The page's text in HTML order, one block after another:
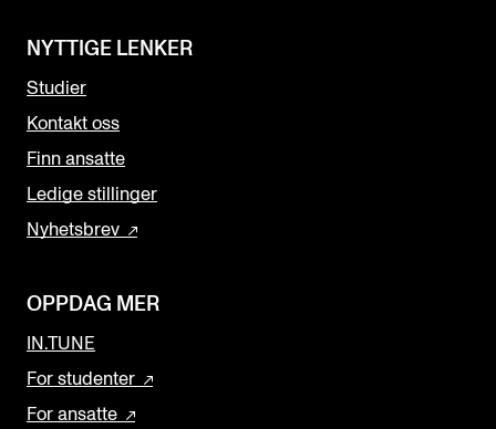
NYTTIGE LENKER
Studier
Kontakt oss
Finn ansatte
Ledige stillinger
Nyhetsbrev
OPPDAG MER
IN.TUNE
For studenter
For ansatte